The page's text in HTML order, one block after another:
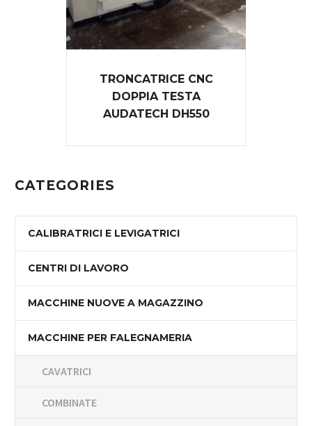
TRONCATRICE CNC
DOPPIA TESTA
AUDATECH DH550
CATEGORIES
CALIBRATRICI E LEVIGATRICI
CENTRI DI LAVORO
MACCHINE NUOVE A MAGAZZINO
MACCHINE PER FALEGNAMERIA
CAVATRICI
COMBINATE